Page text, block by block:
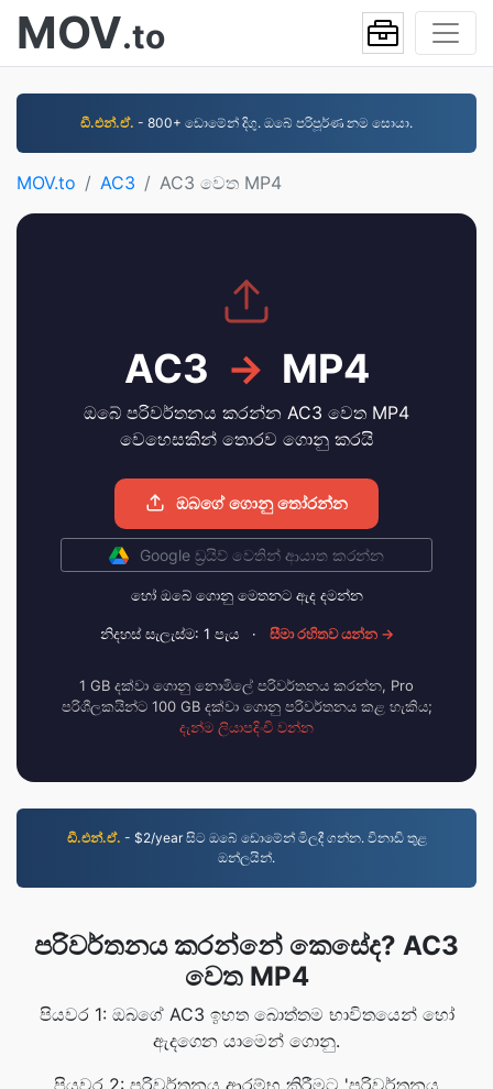
MOV.to
ඩී.එන්.ඒ. - 800+ ඩොමේන් දිගු. ඔබේ පරිපූර්ණ නම සොයා.
MOV.to AC3 AC3 වෙත MP4
AC3 → MP4
ඔබේ පරිවර්තනය කරන්න AC3 වෙත MP4
වෙහෙසකින් තොරව ගොනු කරයි
ඔබගේ ගොනු තෝරන්න
Google ඩ්‍රයිව් වෙතින් ආයාත කරන්න
හෝ ඔබේ ගොනු මෙතනට ඇද දමන්න
නිදහස් සැලැස්ම: 1 පැය · සීමා රහිතව යන්න →
1 GB දක්වා ගොනු නොමිලේ පරිවර්තනය කරන්න, Pro
පරිශීලකයින්ට 100 GB දක්වා ගොනු පරිවර්තනය කළ හැකිය;
දැන්ම ලියාපදිංචි වන්න
ඩී.එන්.ඒ. - $2/year සිට ඔබේ ඩොමේන් මිලදී ගන්න. විනාඩි තුළ
ඔන්ලයින්.
පරිවර්තනය කරන්නේ කෙසේද? AC3
වෙත MP4
පියවර 1: ඔබගේ AC3 ඉහත බොත්තම භාවිතයෙන් හෝ
ඇදගෙන යාමෙන් ගොනු.
පියවර 2: පරිවර්තනය ආරම්භ කිරීමට 'පරිවර්තනය